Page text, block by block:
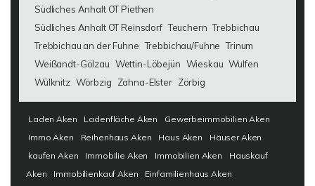
Südliches Anhalt OT Piethen
Südliches Anhalt OT Reinsdorf Teuchern Trebbichau
Trebbichau an der Fuhne Trebbichau/Fuhne Trinum
Weißandt-Gölzau Wettin-Löbejün Wieskau Wulfen
Wülknitz Wörbzig Zahna-Elster Zörbig
Laden Aken Ladenfläche Aken
Gewerbeimmobilien Aken
Immo Aken
Reihenhaus Aken Haus Aken
Häuser Aken
kaufen Aken
Immobilie Aken Immobilien Aken
Hauskauf
Aken
Immobilienkauf Aken
Einfamilienhaus Aken